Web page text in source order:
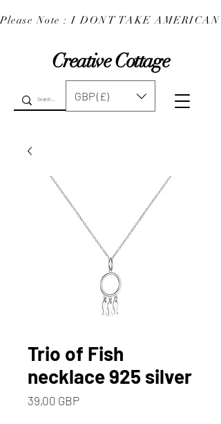
Creative Cottage
Please Note : I DONT TAKE
GBP (£)
Trio of Fish
necklace 925 silver
39,00 GBPCena